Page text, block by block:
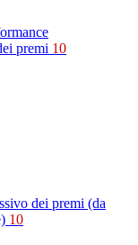
premi 10
dei premi (da
10